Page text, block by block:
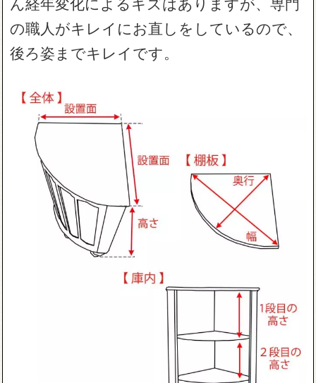
の職人がキレイにお直しをしているので、
後ろ姿までキレイです。